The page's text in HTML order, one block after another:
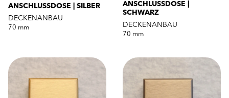
ANSCHLUSSDOSE | SILBER
DECKENANBAU
70 mm
ANSCHLUSSDOSE |
SCHWARZ
DECKENANBAU
70 mm